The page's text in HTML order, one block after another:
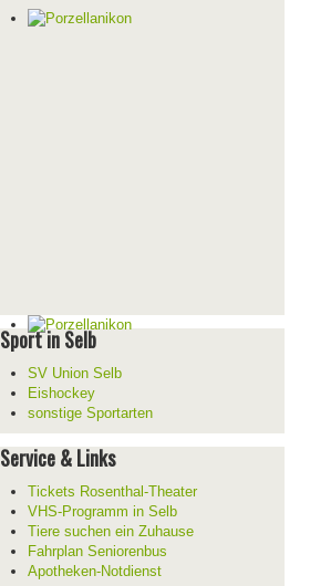
Sport in Selb
SV Union Selb
Eishockey
sonstige Sportarten
Service & Links
Tickets Rosenthal-Theater
VHS-Programm in Selb
Tiere suchen ein Zuhause
Fahrplan Seniorenbus
Apotheken-Notdienst